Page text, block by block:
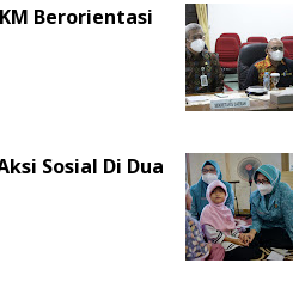
Berorientasi
Sosial Di Dua